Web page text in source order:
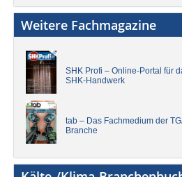
Weitere Fachmagazine
SHK Profi – Online-Portal für
SHK-Handwerk
tab – Das Fachmedium der
Branche